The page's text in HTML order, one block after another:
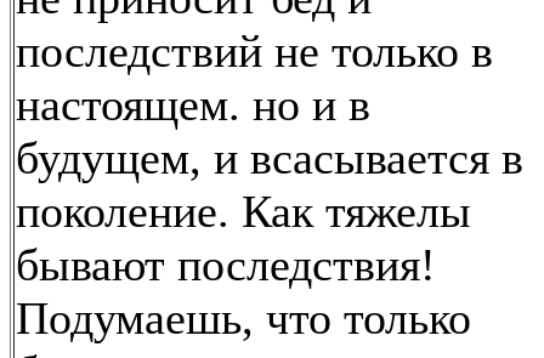
последствий не только в
настоящем. но и в
будущем, и всасывается в
поколение. Как тяжелы
бывают последствия!
Подумаешь, что только